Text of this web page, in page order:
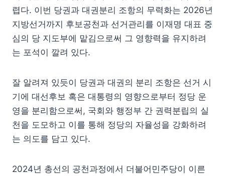
렵다. 이번 당권과 대권분리 조항의 무력화는 2026년
지방선거까지 후보공천과 선거관리를 이재명 대표 중
심의 당 지도부에 맡김으로써 그 영향력을 유지하려
는 포석이 깔려 있다.
잘 알려져 있듯이 당권과 대권의 분리 조항은 선거 시
기에 대선후보 혹은 대통령의 영향으로부터 정당 운
영을 분리함으로써, 국회와 행정부 간 권력분립의 실
천을 도모하고 이를 통해 정당의 자율성을 강화하려
는 의도를 담고 있다.
2024년 총선의 공천과정에서 더불어민주당이 이른